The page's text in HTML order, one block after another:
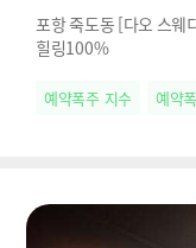
포항 죽도동 [다오 스
힐링100%
예약폭주 지수 예약